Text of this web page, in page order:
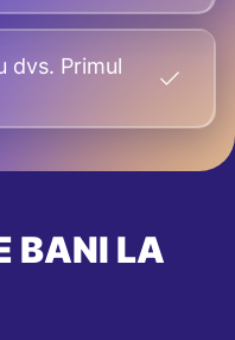
dvs. Primul
BANI LA